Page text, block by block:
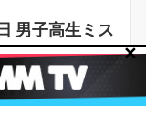
男子高生ミス
✕